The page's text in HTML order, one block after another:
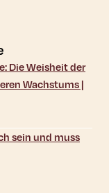
Die Weisheit der
Wachstums |
sein und muss